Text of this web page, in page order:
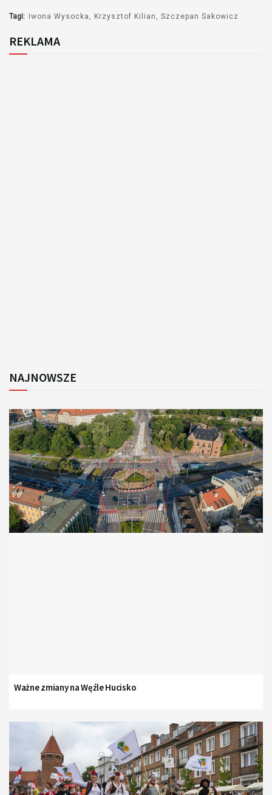
Tagi: Iwona Wysocka Krzysztof Kilian Szczepan Sakowicz
REKLAMA
NAJNOWSZE
Ważne zmiany na Węźle Hucisko